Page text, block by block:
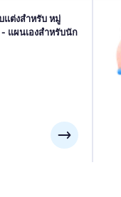
แต่งสำหรับ หมู่
- แผนเองสำหรับนัก
เกจข้อมูล หมู่เกาะ
ห้เหมาะกับทุกความ
น eSIMs ของเรา
องโปรดตรวจสอบ